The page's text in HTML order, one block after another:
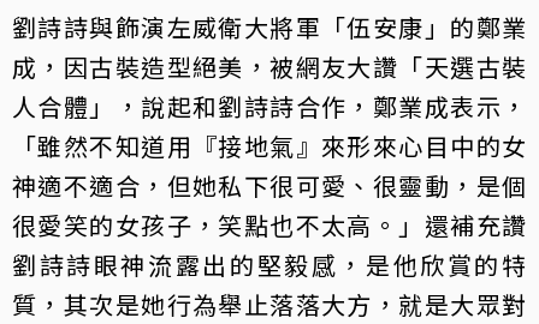
劉詩詩與飾演左威衛大將軍「伍安康」的鄭業
成，因古裝造型絕美，被網友大讚「天選古裝
人合體」，說起和劉詩詩合作，鄭業成表示，
「雖然不知道用『接地氣』來形來心目中的女
神適不適合，但她私下很可愛、很靈動，是個
很愛笑的女孩子，笑點也不太高。」還補充讚
劉詩詩眼神流露出的堅毅感，是他欣賞的特
質，其次是她行為舉止落落大方，就是大眾對